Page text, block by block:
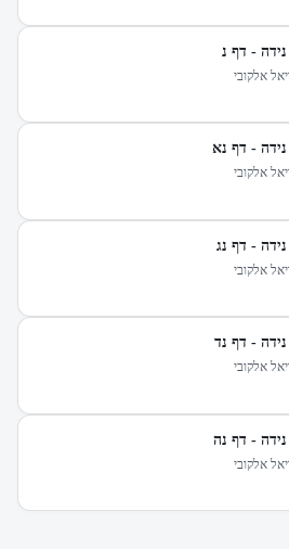
- דף נ
אלקובי
- דף נא
אלקובי
- דף נג
אלקובי
- דף נד
אלקובי
- דף נה
אלקובי